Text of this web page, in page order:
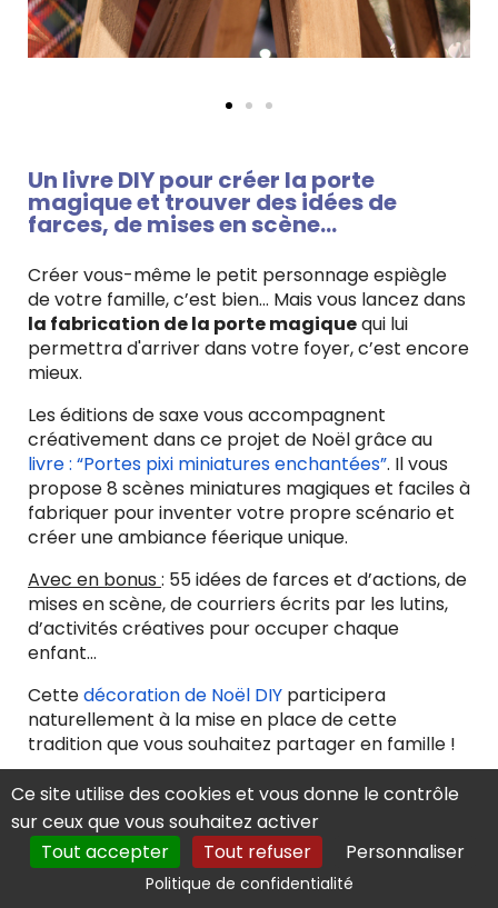
Un livre DIY pour créer la porte
magique et trouver des idées de
farces, de mises en scène…
Créer vous-même le petit personnage espiègle
de votre famille, c’est bien… Mais vous lancez dans
la fabrication de la porte magiquequi lui
permettra d'arriver dans votre foyer, c’est encore
mieux.
Les éditions de saxe vous accompagnent
créativement dans ce projet de Noël grâce au
livre : “Portes pixi miniatures enchantées”. Il vous
propose 8 scènes miniatures magiques et faciles à
fabriquer pour inventer votre propre scénario et
créer une ambiance féerique unique.
Avec en bonus : 55 idées de farces et d’actions, de
mises en scène, de courriers écrits par les lutins,
d’activités créatives pour occuper chaque
enfant…
Cettedécoration de Noël DIY participera
naturellement à la mise en place de cette
tradition que vous souhaitez partager en famille !
Fabriquer un lutin de Noël farceur est bien plus
qu’un simple projet créatif. C’est l'occasion de
débuter une tradition familiale qui illuminera votre
mois de décembre pendant des années.
Ce site utilise des cookies et vous donne le contrôle
sur ceux que vous souhaitez activer
Tout accepter
Tout refuser Personnaliser
Politique de confidentialité